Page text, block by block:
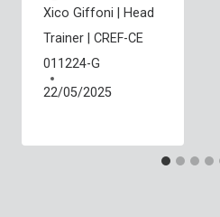
Xico Giffoni | Head
Trainer | CREF-CE
011224-G
22/05/2025